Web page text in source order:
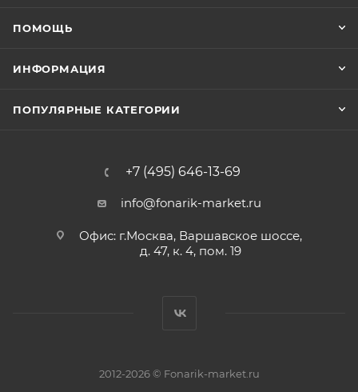
ПОМОЩЬ
ИНФОРМАЦИЯ
ПОПУЛЯРНЫЕ КАТЕГОРИИ
+7 (495) 646-13-69
info@fonarik-market.ru
Офис: г.Москва, Варшавское шоссе,
д. 47, к. 4, пом. 19
2012-2026 © Fonarik-market.ru